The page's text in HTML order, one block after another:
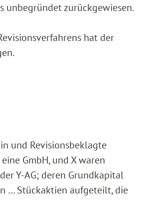
unbegründet zurückgewiesen.
hat der
und Revisionsbeklagte
GmbH, und X waren
Y-AG; deren Grundkapital
… Stückaktien aufgeteilt, die